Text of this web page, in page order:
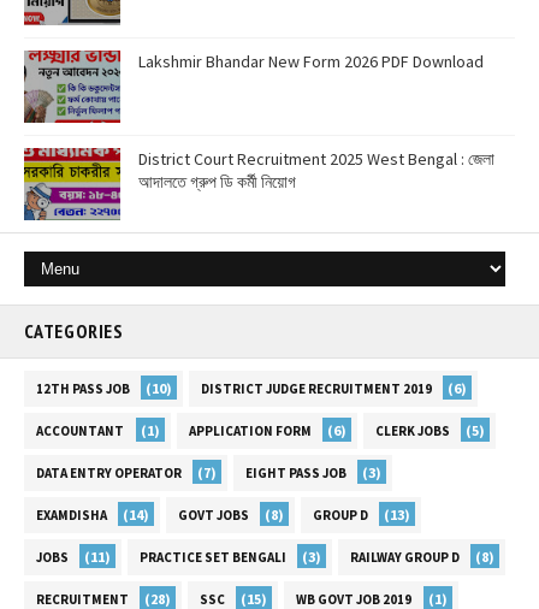
Lakshmir Bhandar New Form 2026 PDF Download
District Court Recruitment 2025 West Bengal : জেলা
আদালতে গ্রুপ ডি কর্মী নিয়োগ
CATEGORIES
12TH PASS JOB (10) DISTRICT JUDGE RECRUITMENT 2019 (6)
ACCOUNTANT (1) APPLICATION FORM (6) CLERK JOBS (5)
DATA ENTRY OPERATOR (7) EIGHT PASS JOB (3)
EXAMDISHA (14) GOVT JOBS (8) GROUP D (13)
JOBS (11) PRACTICE SET BENGALI (3) RAILWAY GROUP D (8)
RECRUITMENT (28) SSC (15) WB GOVT JOB 2019 (1)